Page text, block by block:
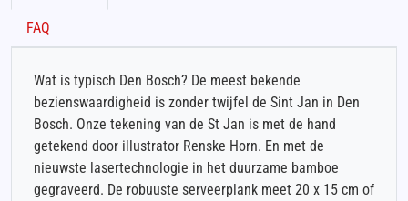
FAQ
Wat is typisch Den Bosch? De meest bekende
bezienswaardigheid is zonder twijfel de Sint Jan in Den
Bosch. Onze tekening van de St Jan is met de hand
getekend door illustrator Renske Horn. En met de
nieuwste lasertechnologie in het duurzame bamboe
gegraveerd. De robuuste serveerplank meet 20 x 15 cm of